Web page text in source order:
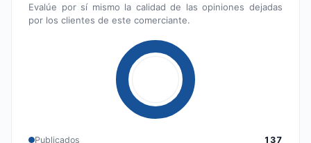
Evalúe por sí mismo la calidad de las opiniones dejadas
por los clientes de este comerciante.
Publicados
137